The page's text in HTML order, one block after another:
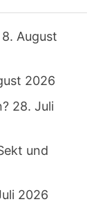
8. August
2026
28. Juli
und
2026